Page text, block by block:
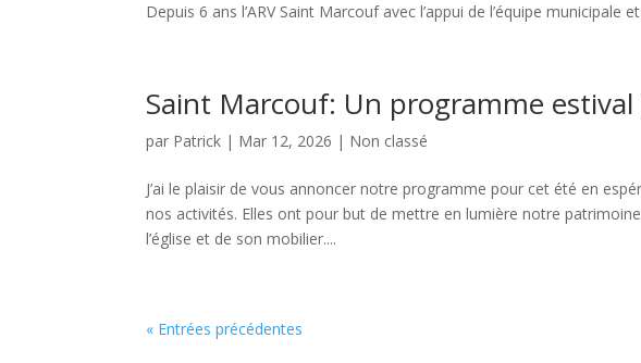
Depuis 6 ans l’ARV Saint Marcouf avec l’appui de l’équipe municipale
Saint Marcouf: Un programme estival
par Patrick | Mar 12, 2026 | Non classé
J’ai le plaisir de vous annoncer notre programme pour cet été en
nos activités. Elles ont pour but de mettre en lumière notre
l’église et de son mobilier....
« Entrées précédentes